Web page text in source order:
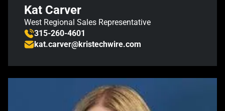
Kat Carver
West Regional Sales Representative
315-260-4601
kat.carver@kristechwire.com